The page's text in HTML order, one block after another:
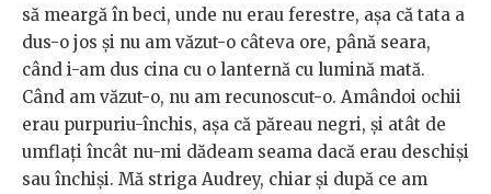
să meargă în beci, unde nu erau ferestre, așa că tata a
dus-o jos și nu am văzut-o câteva ore, până seara,
când i-am dus cina cu o lanternă cu lumină mată.
Când am văzut-o, nu am recunoscut-o. Amândoi ochii
erau purpuriu-închis, așa că păreau negri, și atât de
umflați încât nu-mi dădeam seama dacă erau deschiși
sau închiși. Mă striga Audrey, chiar și după ce am